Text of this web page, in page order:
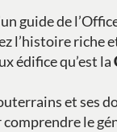
guide de
l’histoire riche
édifice qu’est la
et ses
le